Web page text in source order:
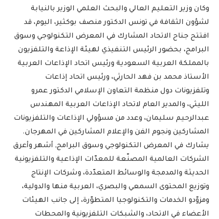
وكان وزير التعليم العالي والبحث العلمي الوزير بالنيابة
لشؤون الثقافة في تونس الدكتور منصف بوكثير، اليوم، قد
افتتح جناح الاتحاد المشارك في المعرض التكنولوجي وسوق
البرامج، بحضور الرئيس التنفيذي لهيئة الإذاعة والتلفزيون
بالمملكة العربية السعودية ورئيس اتحاد الإذاعات العربية
الأستاذ محمد بن فهد الحارثي، ورئيس اتحاد إذاعات
وتلفزيونات دول منظمة التعاون الإسلامي الدكتور عمرو
الليثي، والمدير العام لاتحاد الإذاعات العربية المهندس
عبدالرحيم سليمان، وعدد من مسؤولي الإذاعات والتلفزيونات
المشاركين ونجوم الفن والإعلام المشاركين في المهرجان.
يشارك في المعرض التكنولوجي وسوق البرامج, أشهر وأعرق
الشركات العالمية المصنّعة للمعدّات الإذاعية والتلفزيونية
الحديثة والمدمجة والوسائط المتعدّدة، وشركات الإنتاج
وتوزيع المحتوى السمعي والبصري، العربية منها والدولية،
ومزوّدو الخدمات والتكنولوجيا المتطوّرة، إلى جانب الهيئات
الأعضاء في الاتحاد، والشبكات التلفزيونية والمحطات